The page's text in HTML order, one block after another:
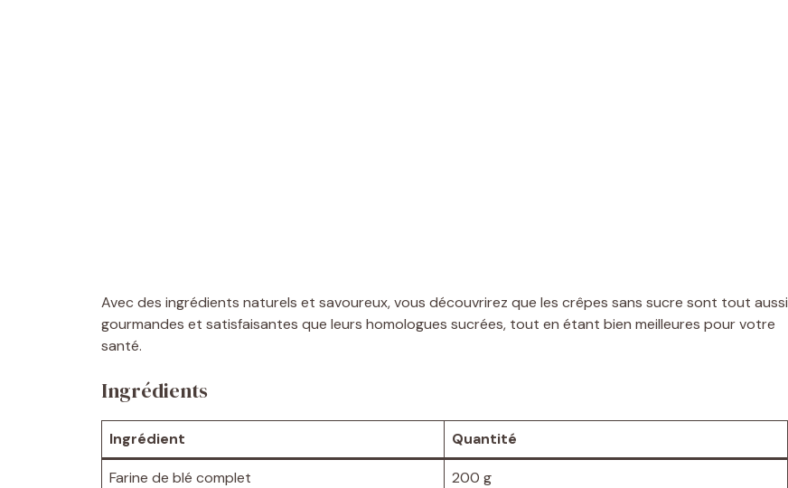
Avec des ingrédients naturels et savoureux, vous découvrirez que les crêpes sans sucre sont tout aussi
gourmandes et satisfaisantes que leurs homologues sucrées, tout en étant bien meilleures pour votre
santé.
Ingrédients
Ingrédient Quantité
Farine de blé complet
200 g